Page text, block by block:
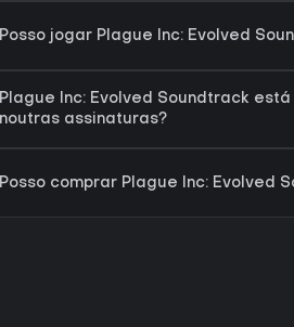
Posso jogar Plague Inc: Evolved
Plague Inc: Evolved Soundtrack está
noutras assinaturas?
Posso comprar Plague Inc: Evolved